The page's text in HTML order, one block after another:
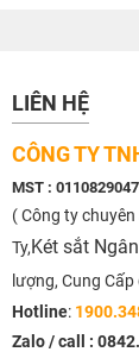
LIÊN HỆ
CÔNG TY
MST : 0110829047
( Công ty
Ty,Két sắt
lượng, Cung
Hotline:
Zalo / call :